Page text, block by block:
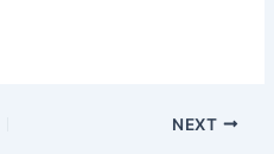
NEXT